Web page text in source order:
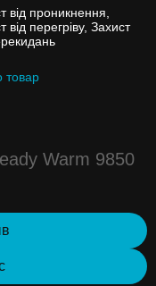
від проникнення,
від перегріву, Захист
товар
Warm 9850